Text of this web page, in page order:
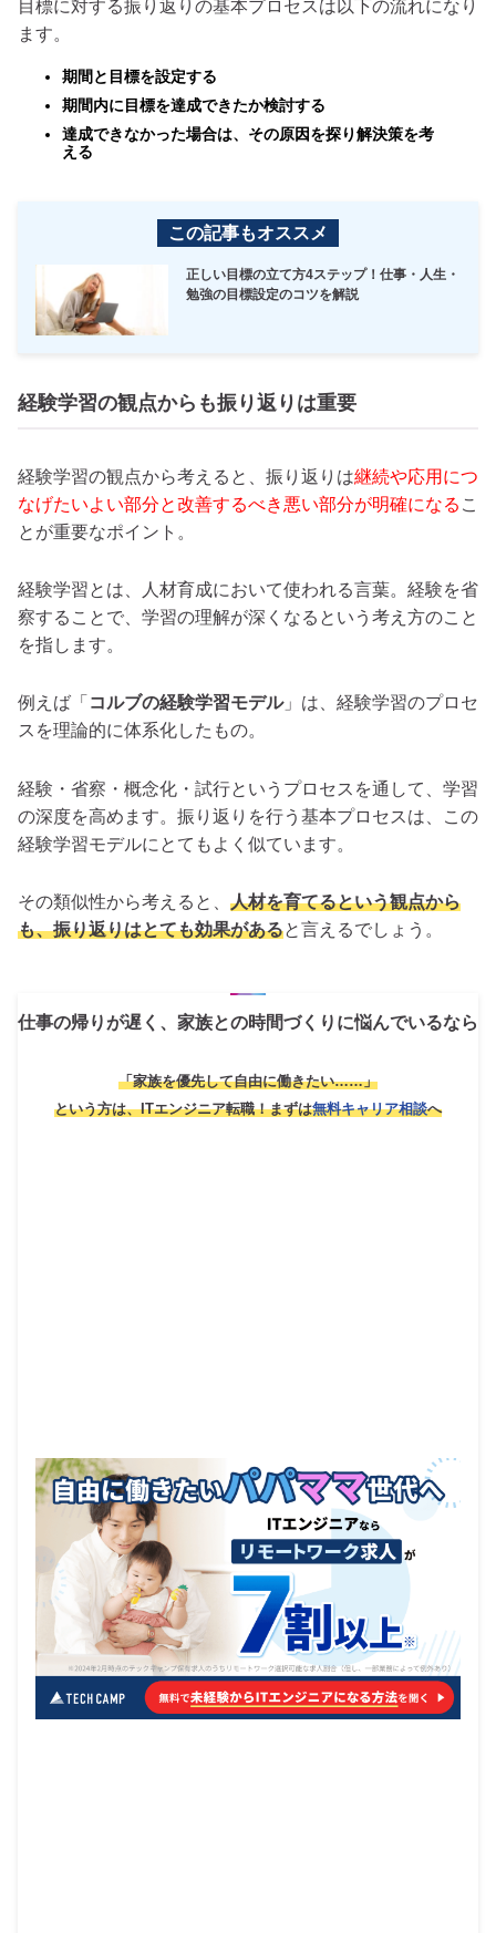
目標に対する振り返りの基本プロセスは以下の流れになり
ます。
期間と目標を設定する
期間内に目標を達成できたか検討する
達成できなかった場合は、その原因を探り解決策を考
える
この記事もオススメ
正しい目標の立て方4ステップ！仕事・人生・
勉強の目標設定のコツを解説
経験学習の観点からも振り返りは重要
経験学習の観点から考えると、振り返りは継続や応用につ
なげたいよい部分と改善するべき悪い部分が明確になる こ
とが重要なポイント。
経験学習とは、人材育成において使われる言葉。経験を省
察することで、学習の理解が深くなるという考え方のこと
を指します。
例えば「 コルブの経験学習モデル」は、経験学習のプロセ
スを理論的に体系化したもの。
経験・省察・概念化・試行というプロセスを通して、学習
の深度を高めます。振り返りを行う基本プロセスは、この
経験学習モデルにとてもよく似ています。
その類似性から考えると、 人材を育てるという観点から
も、振り返りはとても効果があると言えるでしょう。
仕事の帰りが遅く、家族との時間づくりに悩んでいるなら
「家族を優先して自由に働きたい……」
という方は、ITエンジニア転職！まずは無料キャリア相談へ